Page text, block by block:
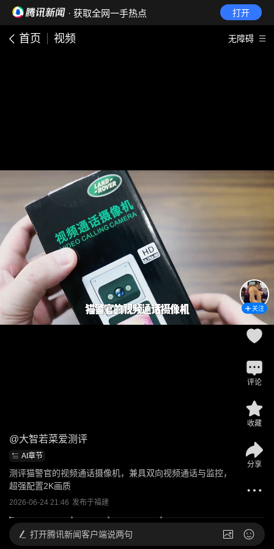
· 获取全网一手热点 打开
首页 视频 无障碍
@大智若菜爱测评
AI章节
测评猫警官的视频通话摄像机，兼具双向视频通话与监控，
超强配置2K画质
2026-06-24 21:46 发布于福建
关注
评论
收藏
分享
打开腾讯新闻客户端说两句